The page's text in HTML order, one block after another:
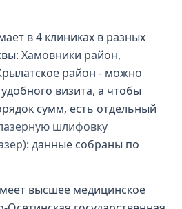
в 4 клиниках в разных
Хамовники район,
район - можно
визита, а чтобы
сумм, есть отдельный
шлифовку
: данные собраны по
высшее медицинское